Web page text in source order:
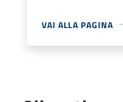
VAI ALLA PAGINA